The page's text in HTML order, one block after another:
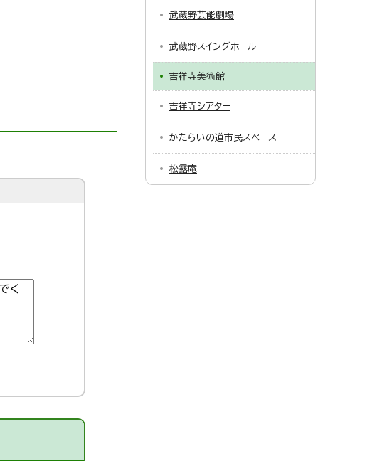
武蔵野芸能劇場
武蔵野スイングホール
吉祥寺美術館
吉祥寺シアター
かたらいの道市民スペース
松露庵